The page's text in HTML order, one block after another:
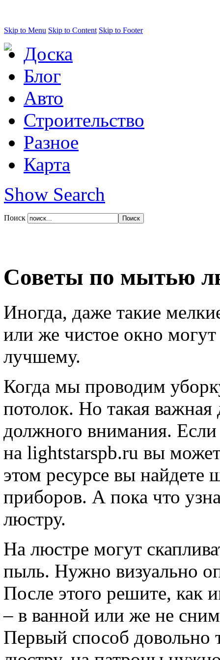
Skip to Menu Skip to Content Skip to Footer
Доска
Блог
Авто
Строительство
Разное
Карта
Show Search
Поиск
Советы по мытью
Иногда, даже такие
или же чистое окно
лучшему.
Когда мы проводим
потолок. Но такая важная
должного внимания.
на lightstarspb.ru вы
этом ресурсе вы
приборов. А пока что
люстру.
На люстре могут
пыль. Нужно визуально
После этого решите, как
– в ванной или же не
Первый способ довольно